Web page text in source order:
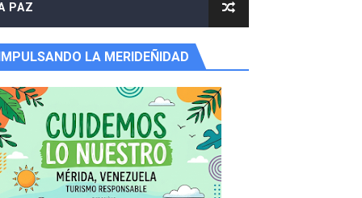
PAZ
IMPULSANDO LA MERIDEÑIDAD